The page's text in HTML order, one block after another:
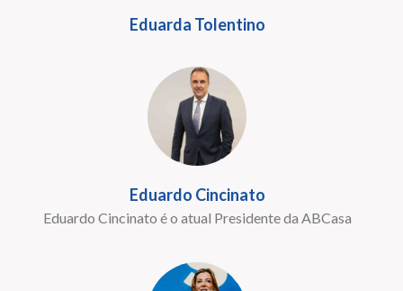
Eduarda Tolentino
Eduardo Cincinato
Eduardo Cincinato é o atual Presidente da ABCasa